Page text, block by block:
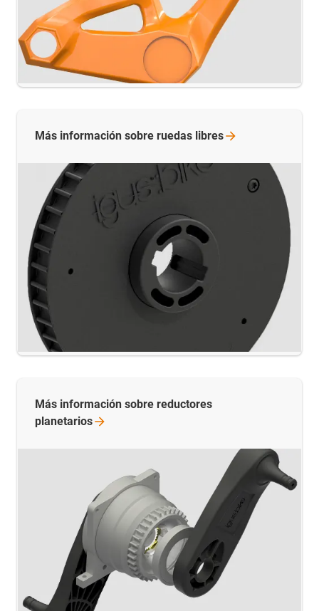
Más información sobre ruedas libres
Más información sobre reductores
planetarios